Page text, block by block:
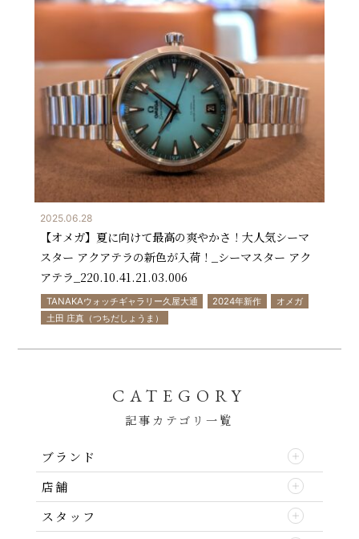
2025.06.28
【オメガ】夏に向けて最高の爽やかさ！大人気シーマ
スター アクアテラの新色が入荷！_シーマスター アク
アテラ_220.10.41.21.03.00 6
TANAKAウォッチギャラリー久屋大通 2024年新作
オメガ
土田 庄真（つちだしょうま）
CATEGORY
記事カテゴリ一覧
ブランド
店舗
スタッフ